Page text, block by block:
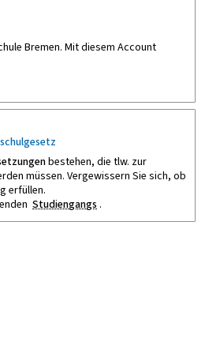
Bremen. Mit diesem Account
bestehen, die tlw. zur
müssen. Vergewissern Sie sich, ob
erfüllen.
Studiengangs .